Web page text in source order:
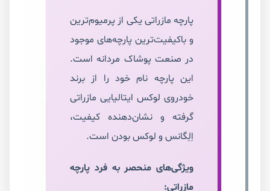
پارچه مازراتی یکی از پرمیوم‌ترین
و باکیفیت‌ترین پارچه‌های موجود
در صنعت پوشاک مردانه است.
این پارچه نام خود را از برند
خودروی لوکس ایتالیایی مازراتی
گرفته و نشان‌دهنده کیفیت،
اِلِگانس و لوکس بودن است.
ویژگی‌های منحصر به فرد پارچه
مازراتی: